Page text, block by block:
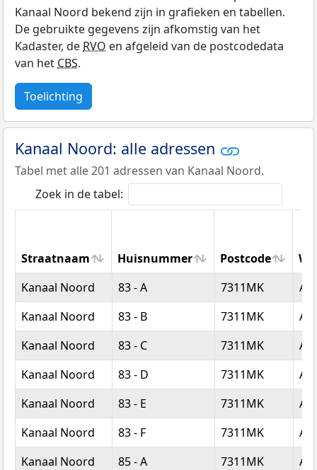
Kanaal Noord bekend zijn in grafieken en tabellen.
De gebruikte gegevens zijn afkomstig van het
Kadaster, deRVO en afgeleid van de postcodedata
van hetCBS.
Toelichting
Kanaal Noord: alle adressen
Tabel met alle 201 adressen van Kanaal Noord.
Zoek in de tabel:
Straatnaam Huisnummer Postcode
Straatnaam
Huisnummer Postcode
Kanaal Noord 83 - A 7311MK
Kanaal Noord
83 - B 7311MK
Kanaal Noord
83 - C 7311MK
Kanaal Noord
83 - D 7311MK
Kanaal Noord
83 - E 7311MK
Kanaal Noord
83 - F 7311MK
Kanaal Noord
85 - A 7311MK